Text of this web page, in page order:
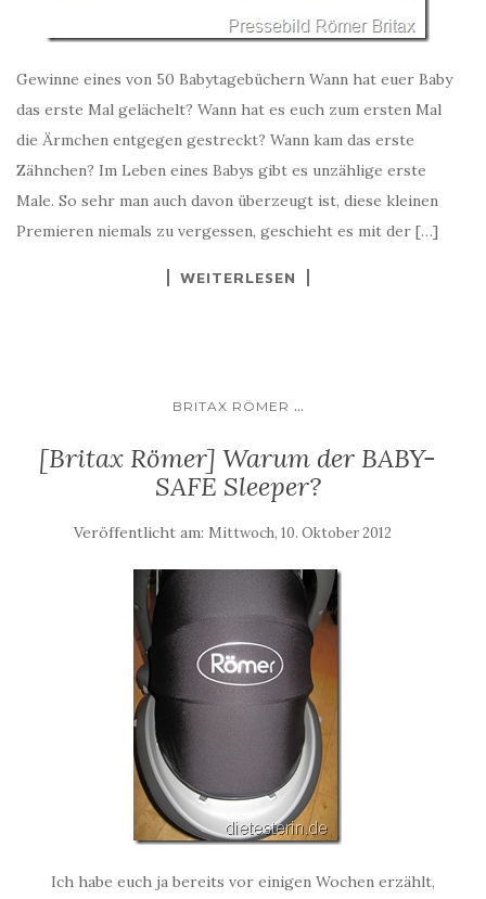
Gewinne eines von 50 Babytagebüchern Wann hat euer Baby
das erste Mal gelächelt? Wann hat es euch zum ersten Mal
die Ärmchen entgegen gestreckt? Wann kam das erste
Zähnchen? Im Leben eines Babys gibt es unzählige erste
Male. So sehr man auch davon überzeugt ist, diese kleinen
Premieren niemals zu vergessen, geschieht es mit der […]
WEITERLESEN
BRITAX RÖMER ...
[Britax Römer] Warum der BABY-
SAFE Sleeper?
Veröffentlicht am: Mittwoch, 10. Oktober 2012
Ich habe euch ja bereits vor einigen Wochen erzählt,